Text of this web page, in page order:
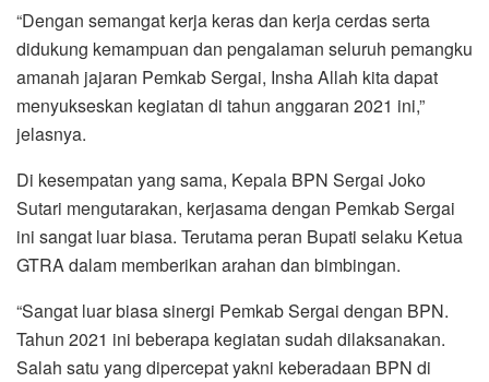
“Dengan semangat kerja keras dan kerja cerdas serta
didukung kemampuan dan pengalaman seluruh pemangku
amanah jajaran Pemkab Sergai, Insha Allah kita dapat
menyukseskan kegiatan di tahun anggaran 2021 ini,”
jelasnya.
Di kesempatan yang sama, Kepala BPN Sergai Joko
Sutari mengutarakan, kerjasama dengan Pemkab Sergai
ini sangat luar biasa. Terutama peran Bupati selaku Ketua
GTRA dalam memberikan arahan dan bimbingan.
“Sangat luar biasa sinergi Pemkab Sergai dengan BPN.
Tahun 2021 ini beberapa kegiatan sudah dilaksanakan.
Salah satu yang dipercepat yakni keberadaan BPN di